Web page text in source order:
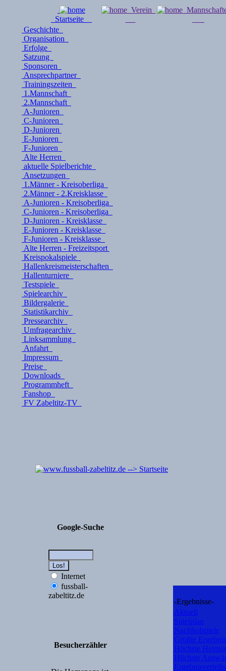
Startseite
Verein
Geschichte
Organisation
Erfolge
Satzung
Sponsoren
Ansprechpartner
Trainingszeiten
1.Mannschaft
2.Mannschaft
A-Junioren
C-Junioren
D-Junioren
E-Junioren
F-Junioren
Alte Herren
aktuelle Spielberichte
Ansetzungen
1.Männer - Kreisoberliga
2.Männer - 2.Kreisklasse
A-Junioren - Kreisoberliga
C-Junioren - Kreisoberliga
D-Junioren - Kreisklasse
E-Junioren - Kreisklasse
F-Junioren - Kreisklasse
Alte Herren - Freizeitsport
Kreispokalspiele
Hallenkreismeisterschaften
Hallenturniere
Testspiele
Spielearchiv
Bildergalerie
Statistikarchiv
Pressearchiv
Umfragearchiv
Linksammlung
Anfahrt
Impressum
Preise
Downloads
Programmheft
Fanshop
FV Zabeltitz-TV
Google-Suche
Internet
fussball-
zabeltitz.de
Besucherzähler
-Ergebnisse-
Aktuell
Spielplan
Nachholspiele
Größte
Höchste
Höchste